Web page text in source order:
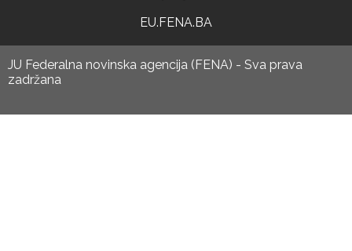
EU.FENA.BA
JU Federalna novinska agencija (FENA) - Sva prava
zadržana